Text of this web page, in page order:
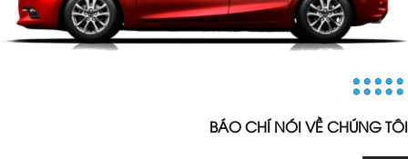
BÁO CHÍ NÓI VỀ CHÚNG TÔI